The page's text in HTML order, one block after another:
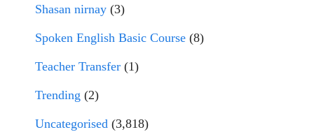
Shasan nirnay (3)
Spoken English Basic Course (8)
Teacher Transfer (1)
Trending (2)
Uncategorised (3,818)